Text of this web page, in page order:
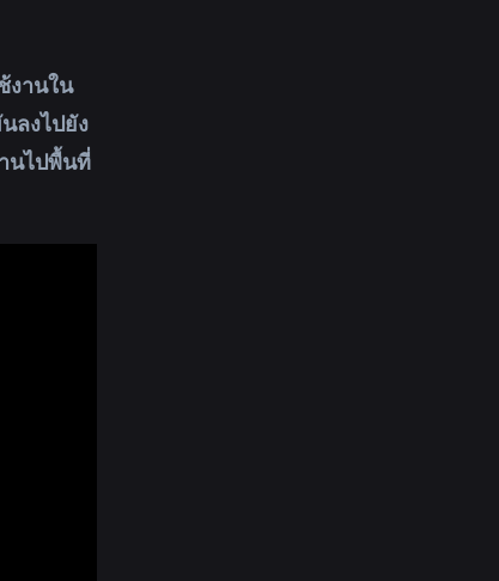
งานใน
ลงไปยัง
นไปพื้นที่